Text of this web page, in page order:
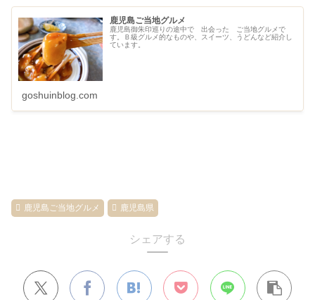
鹿児島ご当地グルメ
鹿児島御朱印巡りの途中で 出会った ご当地グルメで
す。Ｂ級グルメ的なものや、スイーツ、うどんなど紹介し
ています。
goshuinblog.com
鹿児島ご当地グルメ 鹿児島県
シェアする